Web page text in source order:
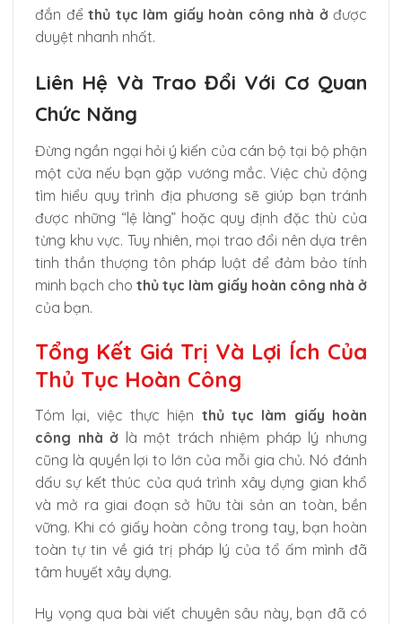
đắn để thủ tục làm giấy hoàn công nhà ởđược
duyệt nhanh nhất.
Liên Hệ Và Trao Đổi Với Cơ Quan
Chức Năng
Đừng ngần ngại hỏi ý kiến của cán bộ tại bộ phận
một cửa nếu bạn gặp vướng mắc. Việc chủ động
tìm hiểu quy trình địa phương sẽ giúp bạn tránh
được những “lệ làng” hoặc quy định đặc thù của
từng khu vực. Tuy nhiên, mọi trao đổi nên dựa trên
tinh thần thượng tôn pháp luật để đảm bảo tính
minh bạch cho thủ tục làm giấy hoàn công nhà ở
của bạn.
Tổng Kết Giá Trị Và Lợi Ích Của
Thủ Tục Hoàn Công
Tóm lại, việc thực hiện thủ tục làm giấy hoàn
công nhà ở là một trách nhiệm pháp lý nhưng
cũng là quyền lợi to lớn của mỗi gia chủ. Nó đánh
dấu sự kết thúc của quá trình xây dựng gian khổ
và mở ra giai đoạn sở hữu tài sản an toàn, bền
vững. Khi có giấy hoàn công trong tay, bạn hoàn
toàn tự tin về giá trị pháp lý của tổ ấm mình đã
tâm huyết xây dựng.
Hy vọng qua bài viết chuyên sâu này, bạn đã có